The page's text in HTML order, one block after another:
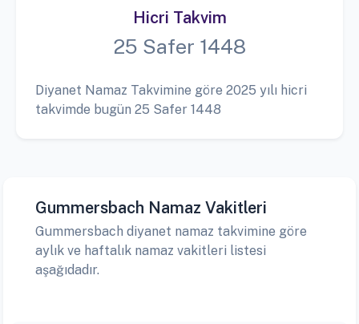
Hicri Takvim
25 Safer 1448
Diyanet Namaz Takvimine göre 2025 yılı hicri
takvimde bugün 25 Safer 1448
Gummersbach Namaz Vakitleri
Gummersbach diyanet namaz takvimine göre
aylık ve haftalık namaz vakitleri listesi
aşağıdadır.